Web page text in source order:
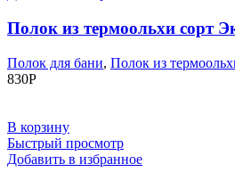
Полок из термоольхи сорт
Полок для бани, Полок из
830Р
В корзину
Быстрый просмотр
Добавить в избранное